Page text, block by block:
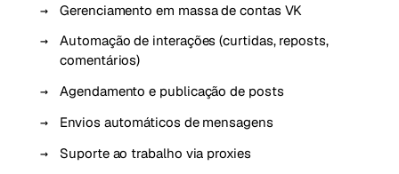
Gerenciamento em massa de contas VK
Automação de interações (curtidas, reposts,
comentários)
Agendamento e publicação de posts
Envios automáticos de mensagens
Suporte ao trabalho via proxies